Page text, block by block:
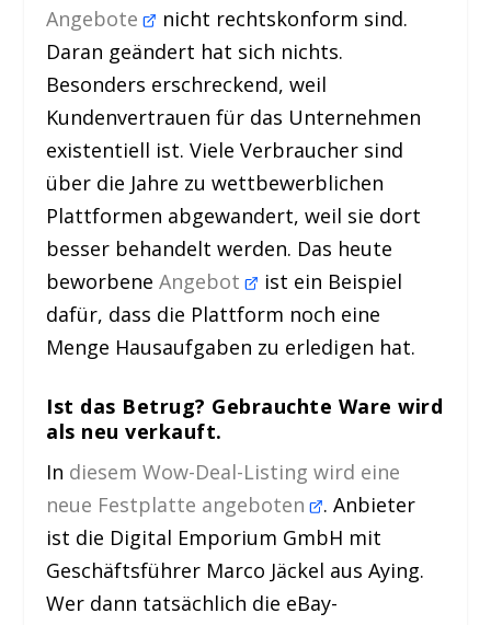
Angebote
nicht rechtskonform sind.
Daran geändert hat sich nichts.
Besonders erschreckend, weil
Kundenvertrauen für das Unternehmen
existentiell ist. Viele Verbraucher sind
über die Jahre zu wettbewerblichen
Plattformen abgewandert, weil sie dort
besser behandelt werden. Das heute
beworbeneAngebot
ist ein Beispiel
dafür, dass die Plattform noch eine
Menge Hausaufgaben zu erledigen hat.
Ist das Betrug? Gebrauchte Ware wird
als neu verkauft.
In diesem Wow-Deal-Listing wird eine
neue Festplatte angeboten . Anbieter
ist die Digital Emporium GmbH mit
Geschäftsführer Marco Jäckel aus Aying.
Wer dann tatsächlich die eBay-